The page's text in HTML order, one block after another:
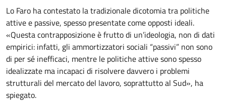
Lo Faro ha contestato la tradizionale dicotomia tra politiche
attive e passive, spesso presentate come opposti ideali.
«Questa contrapposizione è frutto di un’ideologia, non di dati
empirici: infatti, gli ammortizzatori sociali “passivi” non sono
di per sé inefficaci, mentre le politiche attive sono spesso
idealizzate ma incapaci di risolvere davvero i problemi
strutturali del mercato del lavoro, soprattutto al Sud», ha
spiegato.